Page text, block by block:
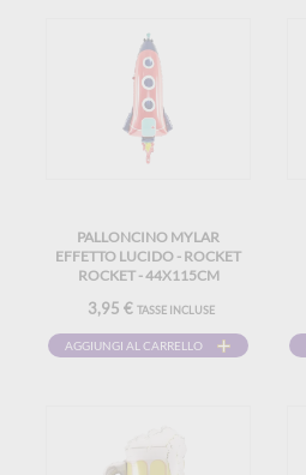
PALLONCINO MYLAR
EFFETTO LUCIDO - ROCKET
ROCKET - 44X115CM
3,95 € TASSE INCLUSE
AGGIUNGI AL CARRELLO